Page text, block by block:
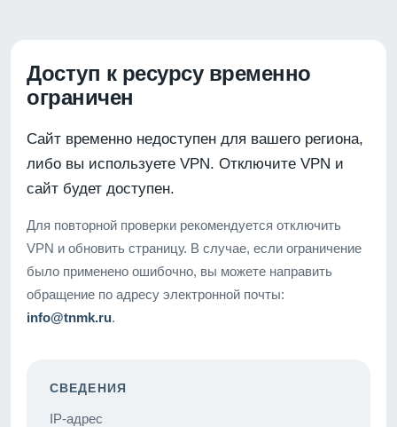
Доступ к ресурсу временно
ограничен
Сайт временно недоступен для вашего региона,
либо вы используете VPN. Отключите VPN и
сайт будет доступен.
Для повторной проверки рекомендуется отключить
VPN и обновить страницу. В случае, если ограничение
было применено ошибочно, вы можете направить
обращение по адресу электронной почты:
info@tnmk.ru.
СВЕДЕНИЯ
IP-адрес